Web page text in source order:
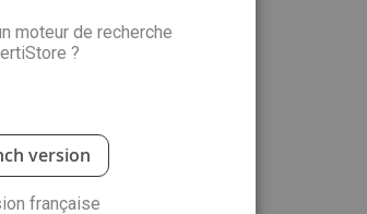
moteur de recherche
?
version
française